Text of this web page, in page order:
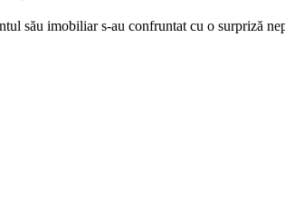
său imobiliar s-au confruntat cu o surpriză